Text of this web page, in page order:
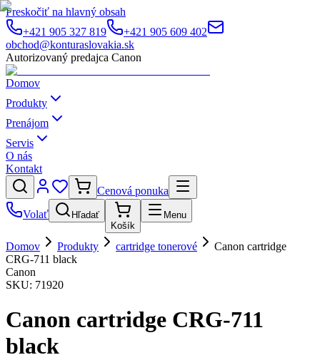
Preskočiť na hlavný obsah
+421 905 327 819
+421 905 609 402
obchod@konturaslovakia.sk
Autorizovaný predajca Canon
Domov
Produkty
Prenájom
Servis
O nás
Kontakt
Cenová ponuka
Volať
Hľadať
Košík
Menu
Domov Produkty cartridge tonerové
Canon cartridge
CRG-711 black
Canon
SKU: 71920
Canon cartridge CRG-711
black